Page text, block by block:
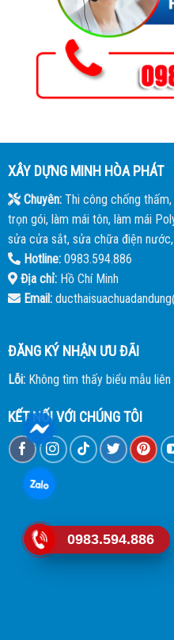
XÂY DỰNG MINH HÒA PHÁT
Chuyên:Thi công chống
trọn gói, làm mái tôn, làm mái
sửa cửa sắt, sửa chữa điện
Hotline:0983.594.886
Địa chỉ:Hồ Chí Minh
Email:
ĐĂNG KÝ NHẬN ƯU ĐÃI
Lỗi:Không tìm thấy biểu mẫu liên
KẾT NỐI VỚI CHÚNG TÔI
0983.594.886